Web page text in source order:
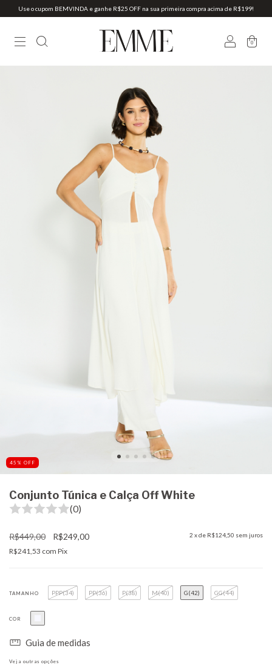
Use o cupom BEMVINDA e ganhe R$25 OFF na sua primeira compra acima de R$199!
0
45 % OFF
Conjunto Túnica e Calça Off White
(0)
R$449,00 R$249,00 2 x de R$124,50 sem juros
R$241,53 com Pix
TAMANHO PPP(34) PP(36) P(38) M(40) G(42) GG(44)
COR
Guia de medidas
Veja outras opções